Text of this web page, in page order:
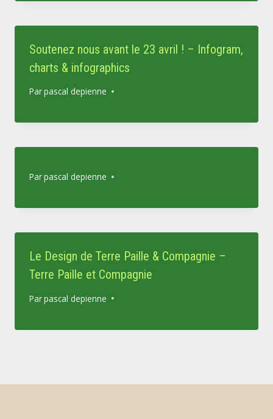
Soutenez nous avant le 23 avril ! – Infogram,
charts & infographics
Parpascal depienne
Parpascal depienne
Le Design de Terre Paille & Compagnie –
Terre Paille et Compagnie
Parpascal depienne